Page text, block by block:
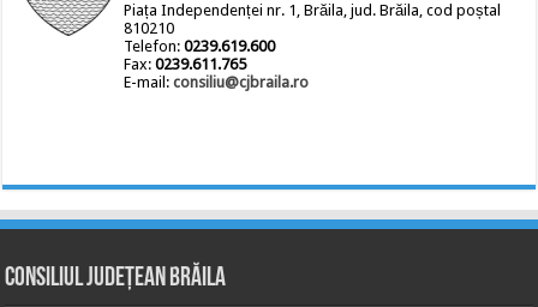
Piața Independenței nr. 1, Brăila, jud. Brăila, cod poștal
810210
Telefon:0239.619.600
Fax:0239.611.765
E-mail:consiliu@cjbraila.ro
Consiliul Județean Brăila